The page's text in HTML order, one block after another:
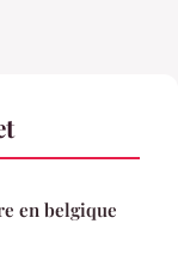
en belgique